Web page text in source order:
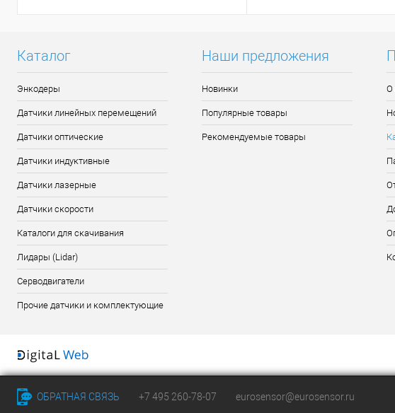
Каталог
Энкодеры
Датчики линейных перемещений
Датчики оптические
Датчики индуктивные
Датчики лазерные
Датчики скорости
Каталоги для скачивания
Лидары (Lidar)
Серводвигатели
Прочие датчики и комплектующие
Наши предложения
Новинки
Популярные товары
Рекомендуемые товары
О
ОБРАТНАЯ СВЯЗЬ +7 495 260-78-07 eurosensor@eurosensor.ru